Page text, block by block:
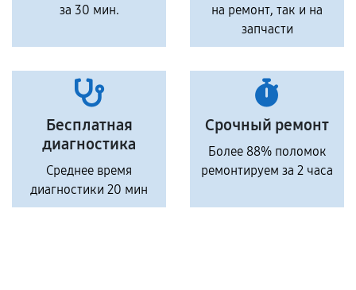
за 30 мин.
на ремонт, так и на
запчасти
Бесплатная
диагностика
Среднее время
диагностики 20 мин
Срочный ремонт
Более 88% поломок
ремонтируем за 2 часа